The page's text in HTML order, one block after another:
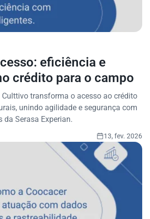
eficiência e
crédito para o campo
Culttivo transforma o acesso ao crédito
unindo agilidade e segurança com
da Serasa Experian.
13, fev. 2026